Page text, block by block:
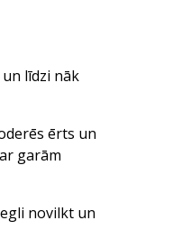
līdzi nāk
ērts un
garām
novilkt un